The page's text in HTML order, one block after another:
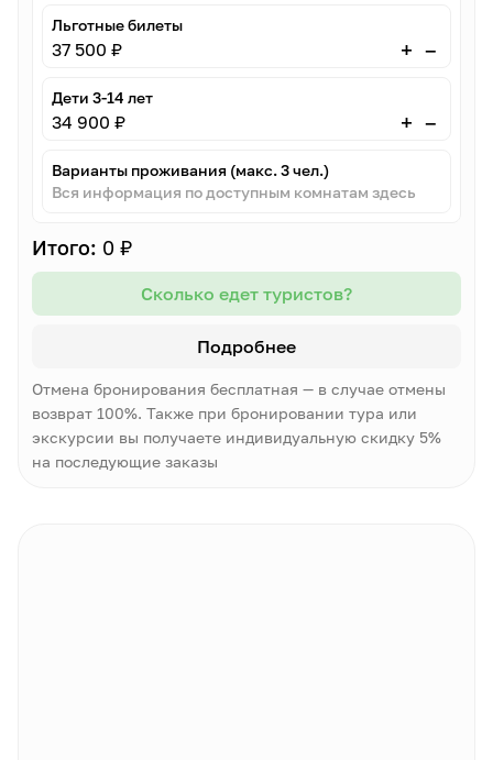
Льготные билеты
37 500 ₽ + –
Дети 3-14 лет
34 900 ₽ + –
Варианты проживания (макс. 3 чел.)
Вся информация по доступным комнатам здесь
Итого: 0 ₽
Сколько едет туристов?
Подробнее
Отмена бронирования бесплатная — в случае отмены
возврат 100%. Также при бронировании тура или
экскурсии вы получаете индивидуальную скидку 5%
на последующие заказы